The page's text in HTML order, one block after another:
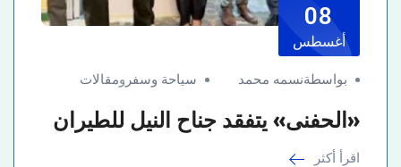
08
أغسطس
بواسطةنسمه محمد سياحة وسفر ومقالات
«الحفنى» يتفقد جناح النيل للطيران
اقرأ أكثر